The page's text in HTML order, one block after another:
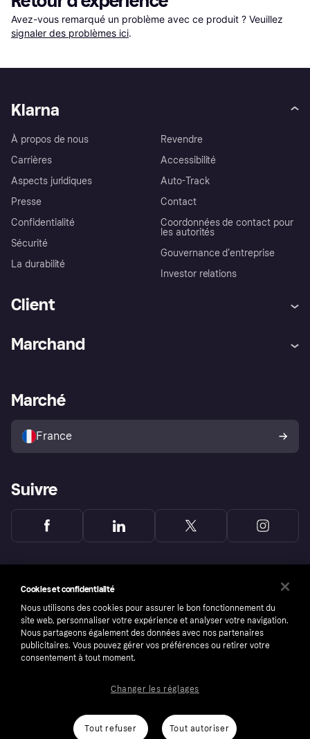
Avez-vous remarqué un problème avec ce produit ? Veuillez
signaler des problèmes ici.
Klarna
À propos de nous
Carrières
Aspects juridiques
Presse
Confidentialité
Sécurité
La durabilité
Revendre
Accessibilité
Auto-Track
Contact
Coordonnées de contact pour
les autorités
Gouvernance d’entreprise
Investor relations
Client
Explorez les magasins
Politique de protection de
l’acheteur Klarna
Marchand
Portail Marchand
Marché
France
Suivre
number: 556737-0431
Cookies et confidentialité
Nous utilisons des cookies pour assurer le bon fonctionnement du
site web, personnaliser votre expérience et analyser votre navigation.
Nous partageons également des données avec nos partenaires
publicitaires. Vous pouvez gérer vos préférences ou retirer votre
consentement à tout moment.
Tout refuser Tout autoriser
Changer les réglages